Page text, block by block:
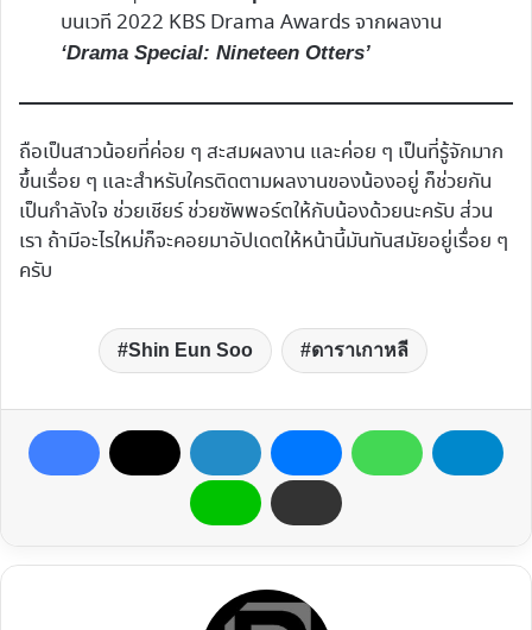
บนเวที 2022 KBS Drama Awards จากผลงาน
‘Drama Special: Nineteen Otters’
ถือเป็นสาวน้อยที่ค่อย ๆ สะสมผลงาน และค่อย ๆ เป็นที่รู้จักมาก
ขึ้นเรื่อย ๆ และสำหรับใครติดตามผลงานของน้องอยู่ ก็ช่วยกัน
เป็นกำลังใจ ช่วยเชียร์ ช่วยซัพพอร์ตให้กับน้องด้วยนะครับ ส่วน
เรา ถ้ามีอะไรใหม่ก็จะคอยมาอัปเดตให้หน้านี้มันทันสมัยอยู่เรื่อย ๆ
ครับ
Shin Eun Soo ดาราเกาหลี